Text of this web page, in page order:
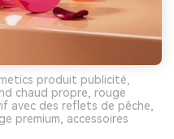
produit publicité,
chaud propre, rouge
avec des reflets de pêche,
premium, accessoires